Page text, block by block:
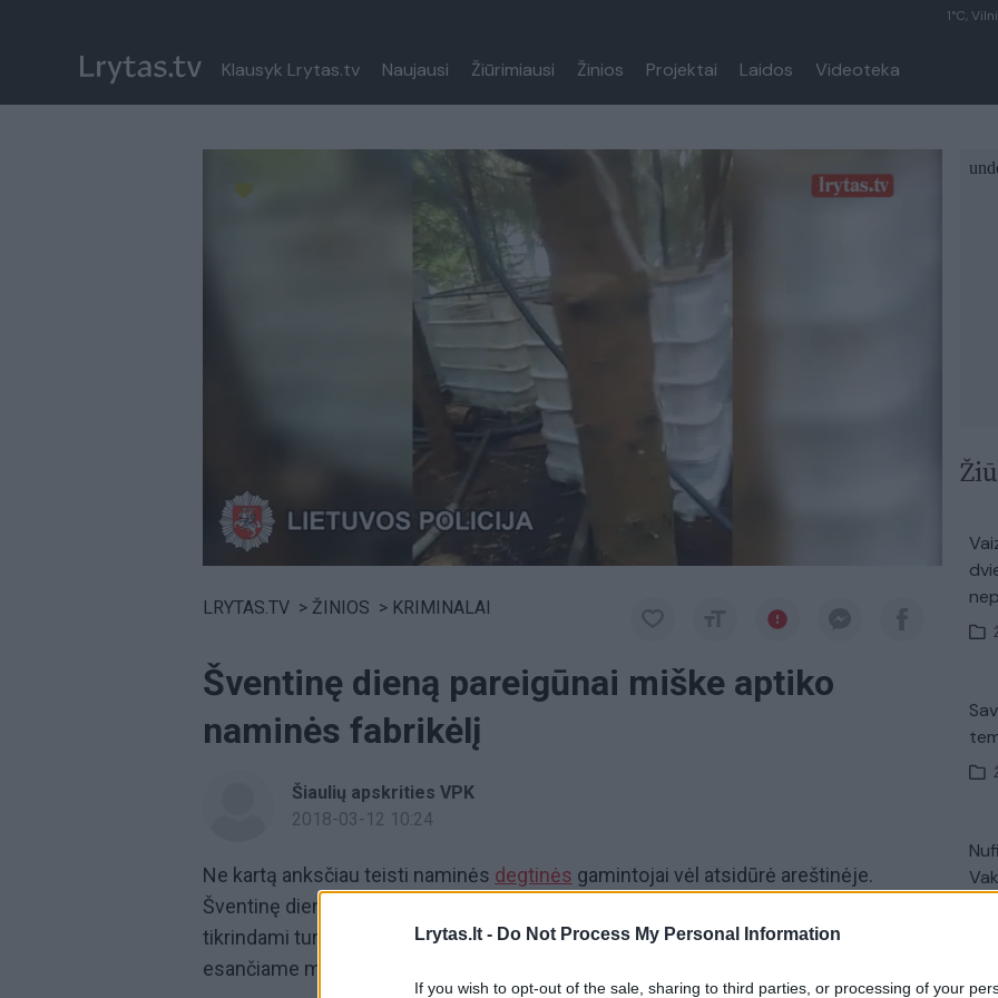
Lrytas.lt - Do Not Process My Personal Information
If you wish to opt-out of the sale, sharing to third parties, or processing of your
1°C,
Klausyk Lrytas.tv Naujausi Žiūrimiausi Žinios Projektai Laidos Videoteka
LRYTAS.TV > ŽINIOS > KRIMINALAI
Šventinę dieną pareigūnai miške aptiko
naminės fabrikėlį
Šiaulių apskrities VPK
2018-03-12 10:24
Ne kartą anksčiau teisti naminės degtinės gamintojai vėl atsidūrė areštinėje.
Šventinę dieną, Raseinių rajono policijos komisariato Veiklos skyriaus tyrėjai
tikrindami turėtą informaciją, kad Raseinių rajone, Zborčiznos kaimo ribose
esančiame miške verdama naminė
V.